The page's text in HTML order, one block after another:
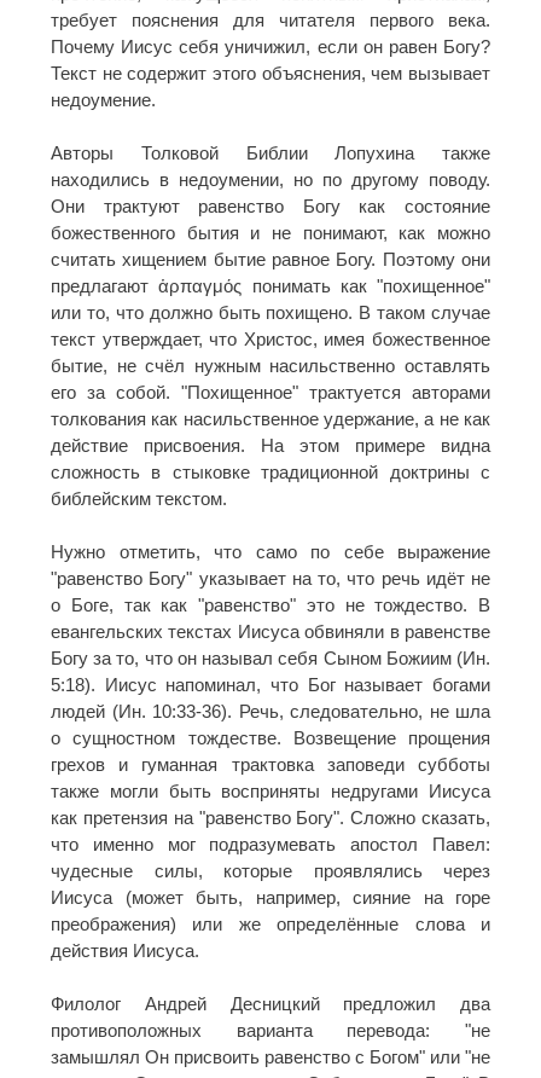
требует пояснения для читателя первого века.
Почему Иисус себя уничижил, если он равен Богу?
Текст не содержит этого объяснения, чем вызывает
недоумение.
Авторы Толковой Библии Лопухина также
находились в недоумении, но по другому поводу.
Они трактуют равенство Богу как состояние
божественного бытия и не понимают, как можно
считать хищением бытие равное Богу. Поэтому они
предлагают ἁρπαγμός понимать как "похищенное"
или то, что должно быть похищено. В таком случае
текст утверждает, что Христос, имея божественное
бытие, не счёл нужным насильственно оставлять
его за собой. "Похищенное" трактуется авторами
толкования как насильственное удержание, а не как
действие присвоения. На этом примере видна
сложность в стыковке традиционной доктрины с
библейским текстом.
Нужно отметить, что само по себе выражение
"равенство Богу" указывает на то, что речь идёт не
о Боге, так как "равенство" это не тождество. В
евангельских текстах Иисуса обвиняли в равенстве
Богу за то, что он называл себя Сыном Божиим (Ин.
5:18). Иисус напоминал, что Бог называет богами
людей (Ин. 10:33-36). Речь, следовательно, не шла
о сущностном тождестве. Возвещение прощения
грехов и гуманная трактовка заповеди субботы
также могли быть восприняты недругами Иисуса
как претензия на "равенство Богу". Сложно сказать,
что именно мог подразумевать апостол Павел:
чудесные силы, которые проявлялись через
Иисуса (может быть, например, сияние на горе
преображения) или же определённые слова и
действия Иисуса.
Филолог Андрей Десницкий предложил два
противоположных варианта перевода: "не
замышлял Он присвоить равенство с Богом" или "не